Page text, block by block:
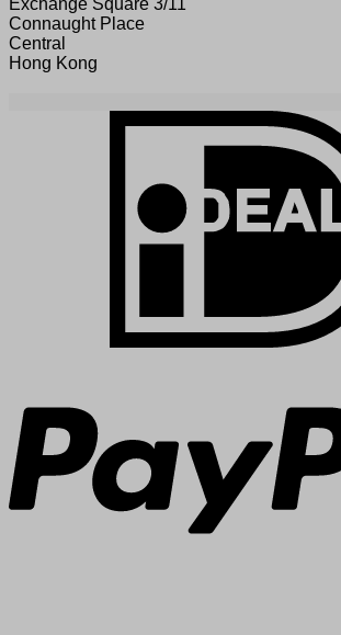
Connaught Place
Central
Hong Kong